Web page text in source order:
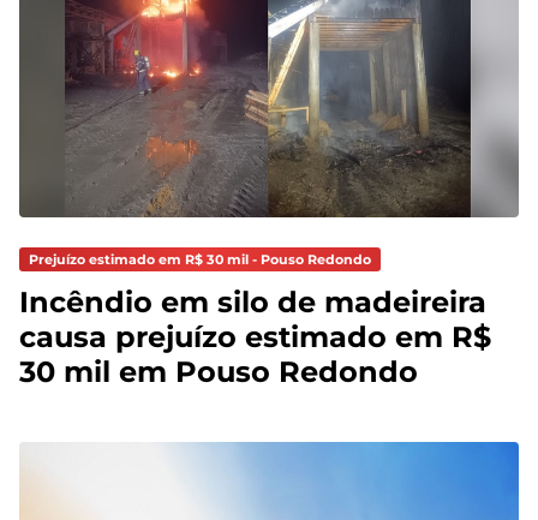
Prejuízo estimado em R$ 30 mil - Pouso Redondo
Incêndio em silo de madeireira
causa prejuízo estimado em R$
30 mil em Pouso Redondo